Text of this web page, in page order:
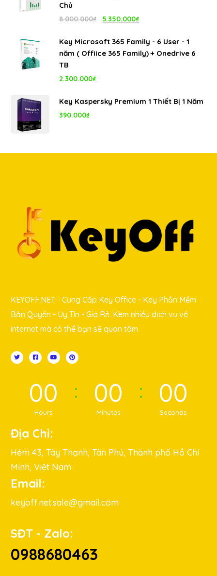
1.100.000₫.
Chủ
8.000.000₫
Giá
là:
5.350.000₫
tại
Key Microsoft 365 Family - 6 User - 1
năm ( Offiice 365 Family) + Onedrive 6
TB
2.300.000₫
Key Kaspersky Premium 1 Thiết Bị 1 Năm
390.000₫
KEYOFF.NET - Cung Cấp Key Office - Key Phần Mềm
Bản Quyền - Uy Tín - Giá Rẻ. Kèm nhiều dịch vụ về
internet mà có thể bạn sẽ quan tâm
00
Hours
00
Minutes
00
Seconds
Địa Chỉ:
Hẻm 43, Tây Thạnh, Tân Phú, Thành phố Hồ Chí
Minh, Việt Nam
Email:
keyoff.net.sale@gmail.com
SĐT - Zalo:
0988680463